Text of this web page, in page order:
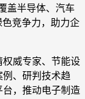
盖半导体、汽车
竞争力，助力企
权威专家、节能设
、研判技术趋
，推动电子制造